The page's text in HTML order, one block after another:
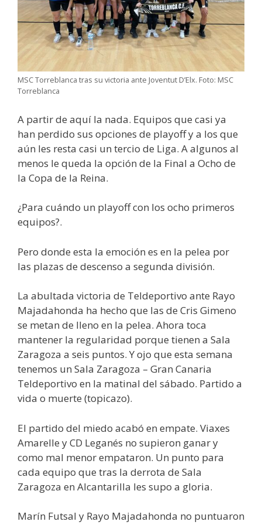
MSC Torreblanca tras su victoria ante Joventut D’Elx. Foto: MSC
Torreblanca
A partir de aquí la nada. Equipos que casi ya
han perdido sus opciones de playoff y a los que
aún les resta casi un tercio de Liga. A algunos al
menos le queda la opción de la Final a Ocho de
la Copa de la Reina.
¿Para cuándo un playoff con los ocho primeros
equipos?.
Pero donde esta la emoción es en la pelea por
las plazas de descenso a segunda división.
La abultada victoria de Teldeportivo ante Rayo
Majadahonda ha hecho que las de Cris Gimeno
se metan de lleno en la pelea. Ahora toca
mantener la regularidad porque tienen a Sala
Zaragoza a seis puntos. Y ojo que esta semana
tenemos un Sala Zaragoza – Gran Canaria
Teldeportivo en la matinal del sábado. Partido a
vida o muerte (topicazo).
El partido del miedo acabó en empate. Viaxes
Amarelle y CD Leganés no supieron ganar y
como mal menor empataron. Un punto para
cada equipo que tras la derrota de Sala
Zaragoza en Alcantarilla les supo a gloria.
Marín Futsal y Rayo Majadahonda no puntuaron